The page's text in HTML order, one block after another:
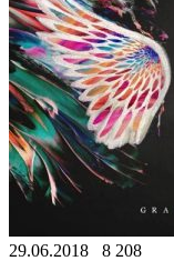
29.06.2018
8 208